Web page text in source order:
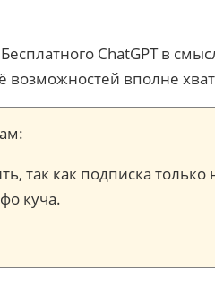
ChatGPT в
вполне
так как подписка
куча.